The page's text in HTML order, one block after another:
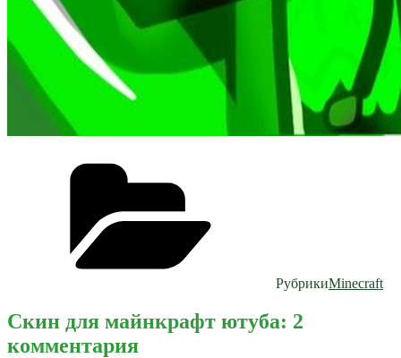
РубрикиMinecraft
Скин для майнкрафт ютуба: 2
комментария